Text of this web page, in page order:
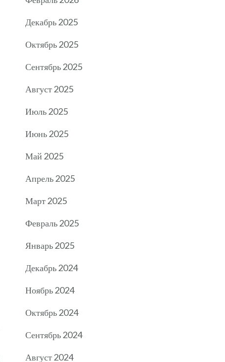
Декабрь 2025
Октябрь 2025
Сентябрь 2025
Август 2025
Июль 2025
Июнь 2025
Май 2025
Апрель 2025
Март 2025
Февраль 2025
Январь 2025
Декабрь 2024
Ноябрь 2024
Октябрь 2024
Сентябрь 2024
Август 2024